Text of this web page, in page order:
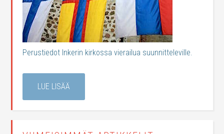
Perustiedot Inkerin kirkossa vierailua suunnitteleville.
LUE LISÄÄ